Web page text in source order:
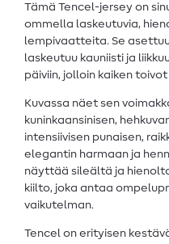
Tämä Tencel-jersey on
ommella laskeutuvia,
lempivaatteita. Se
laskeutuu kauniisti ja
päiviin, jolloin kaiken
Kuvassa näet sen
kuninkaansinisen,
intensiivisen punaisen,
elegantin harmaan ja
näyttää sileältä ja
kiilto, joka antaa
vaikutelman.
Tencel on erityisen